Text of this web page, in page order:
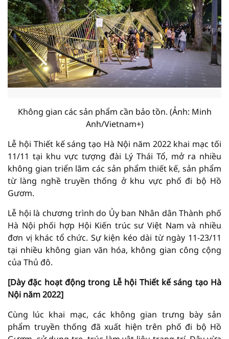
Không gian các sản phẩm cần bảo tồn. (Ảnh: Minh
Anh/Vietnam+)
Lễ hội Thiết kế sáng tạo Hà Nội năm 2022 khai mạc tối
11/11 tại khu vực tượng đài Lý Thái Tổ, mở ra nhiều
không gian triển lãm các sản phẩm thiết kế, sản phẩm
từ làng nghề truyền thống ở khu vực phố đi bộ Hồ
Gươm.
Lễ hội là chương trình do Ủy ban Nhân dân Thành phố
Hà Nội phối hợp Hội Kiến trúc sư Việt Nam và nhiều
đơn vị khác tổ chức. Sự kiện kéo dài từ ngày 11-23/11
tại nhiều không gian văn hóa, không gian công cộng
của Thủ đô.
[Dày đặc hoạt động trong Lễ hội Thiết kế sáng tạo Hà
Nội năm 2022]
Cùng lúc khai mạc, các không gian trưng bày sản
phẩm truyền thống đã xuất hiện trên phố đi bộ Hồ